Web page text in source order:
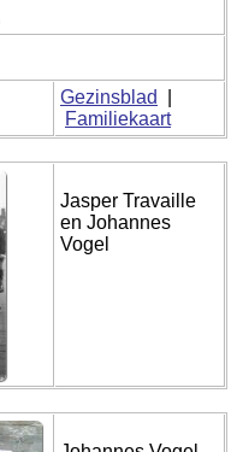
Gezinsblad
Familiekaart
Jasper Travaille
en Johannes
Vogel